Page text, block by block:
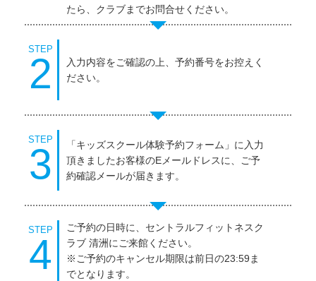
たら、クラブまでお問合せください。
STEP
2
入力内容をご確認の上、予約番号をお控えく
ださい。
STEP
3
「キッズスクール体験予約フォーム」に入力
頂きましたお客様のEメールドレスに、ご予
約確認メールが届きます。
STEP
4
ご予約の日時に、セントラルフィットネスク
ラブ 清洲にご来館ください。
※ご予約のキャンセル期限は前日の23:59ま
でとなります。